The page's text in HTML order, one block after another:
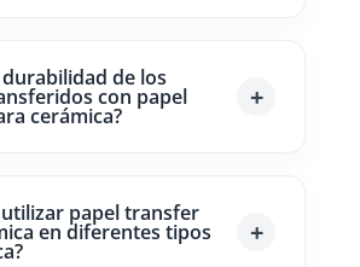
durabilidad de los
con papel
cerámica?
utilizar papel transfer
en diferentes tipos